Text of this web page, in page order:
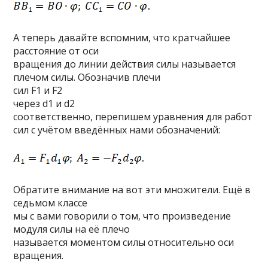
А теперь давайте вспомним, что кратчайшее
расстояние от оси
вращения до линии действия силы называется
плечом силы. Обозначив плечи
сил F1 и F2
через d1 и d2
соответственно, перепишем уравнения для работ
сил с учётом введённых нами обозначений:
Обратите внимание на вот эти множители. Ещё в
седьмом классе
мы с вами говорили о том, что произведение
модуля силы на её плечо
называется моментом силы относительно оси
вращения.